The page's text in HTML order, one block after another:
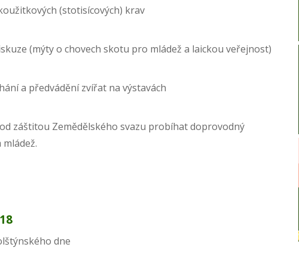
(stotisícových) krav
(mýty o chovech skotu pro mládež a laickou veřejnost)
a předvádění zvířat na výstavách
záštitou Zemědělského svazu probíhat doprovodný
dne